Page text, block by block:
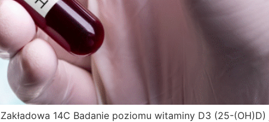
14C Badanie poziomu witaminy D3 (25-